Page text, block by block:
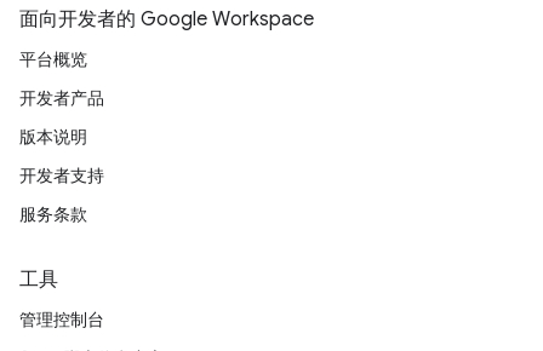
面向开发者的 Google Workspace
平台概览
开发者产品
版本说明
开发者支持
服务条款
工具
管理控制台